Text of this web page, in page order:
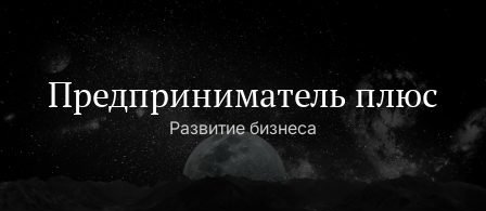
содержимому
Предприниматель плюс
Развитие бизнеса